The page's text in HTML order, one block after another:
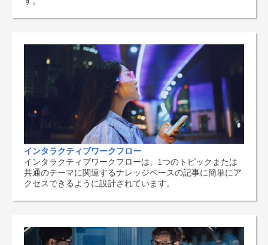
インタラクティブワークフロー
インタラクティブワークフローは、1つのトピックまたは
共通のテーマに関連するナレッジベースの記事に簡単にア
クセスできるように設計されています。